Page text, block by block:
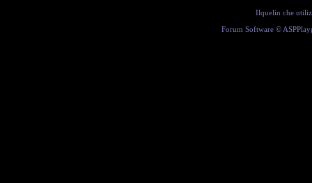
Ilquelin che
Forum Software ©